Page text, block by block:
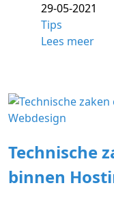
29-05-2021
Tips
Lees meer
Technische
binnen